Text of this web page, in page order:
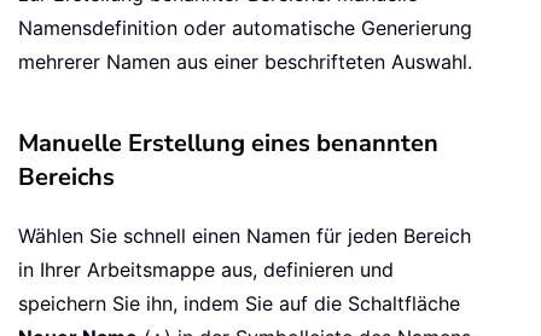
Namensdefinition oder automatische Generierung
mehrerer Namen aus einer beschrifteten Auswahl.
Manuelle Erstellung eines benannten
Bereichs
Wählen Sie schnell einen Namen für jeden Bereich
in Ihrer Arbeitsmappe aus, definieren und
speichern Sie ihn, indem Sie auf die Schaltfläche